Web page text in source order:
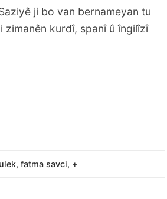
ji bo van bernameyan tu
kurdî, spanî û îngilîzî
, fatma savci, +